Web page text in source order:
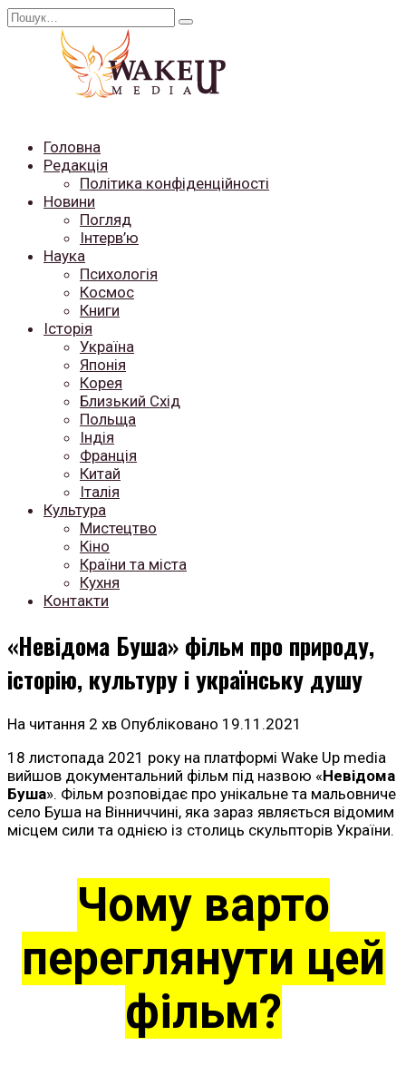
Перейти
Search
Головна
Редакція
Політика конфіденційності
Новини
Погляд
Інтерв’ю
Наука
Психологія
Космос
Книги
Історія
Україна
Японія
Корея
Близький Схід
Польща
Індія
Франція
Китай
Італія
Культура
Мистецтво
Кіно
Країни та міста
Кухня
Контакти
«Невідома Буша» фільм про природу,
історію, культуру і українську душу
На читання 2 хв Опубліковано 19.11.2021
18 листопада 2021 року на платформі Wake Up media
вийшов документальний фільм під назвою «Невідома
Буша». Фільм розповідає про унікальне та мальовниче
село Буша на Вінниччині, яка зараз являється відомим
місцем сили та однією із столиць скульпторів України.
Чому варто
переглянути цей
фільм?